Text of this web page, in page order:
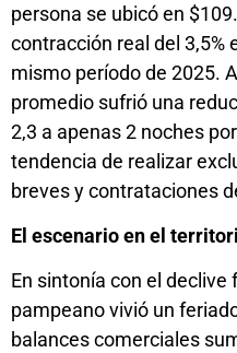
persona se ubicó en
contracción real del 3,5%
mismo período de 2025.
promedio sufrió una
2,3 a apenas 2 noches
tendencia de realizar
breves y contrataciones
El escenario en el
En sintonía con el
pampeano vivió un
balances comerciales